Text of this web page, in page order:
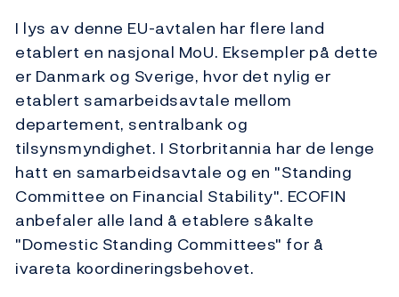
I lys av denne EU-avtalen har flere land
etablert en nasjonal MoU. Eksempler på dette
er Danmark og Sverige, hvor det nylig er
etablert samarbeidsavtale mellom
departement, sentralbank og
tilsynsmyndighet. I Storbritannia har de lenge
hatt en samarbeidsavtale og en "Standing
Committee on Financial Stability". ECOFIN
anbefaler alle land å etablere såkalte
"Domestic Standing Committees" for å
ivareta koordineringsbehovet.